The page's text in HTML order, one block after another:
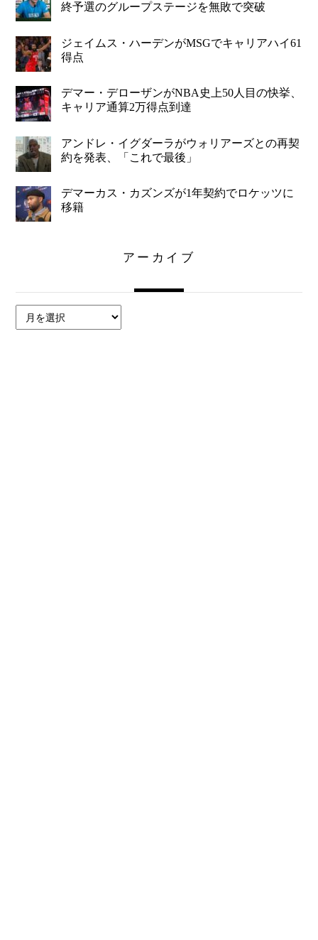
終予選のグループステージを無敗で突破
ジェイムス・ハーデンがMSGでキャリアハイ61
得点
デマー・デローザンがNBA史上50人目の快挙、
キャリア通算2万得点到達
アンドレ・イグダーラがウォリアーズとの再契
約を発表、「これで最後」
デマーカス・カズンズが1年契約でロケッツに
移籍
アーカイブ
ー